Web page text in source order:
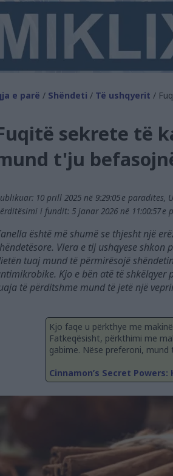
e parë / Shëndeti / Të ushqyerit /
sekrete të
t'ju
10 prill 2025 në 9:29:05 e paradites,
i fundit: 5 janar 2026 në 11:00:57 e
është më shumë se thjesht një
Vlera e tij ushqyese
tuaj mund të përmirësojë
Kjo e bën atë të shkëlqyer
të përditshme mund të jetë një
Kjo faqe u përkthye me
Fatkeqësisht, përkthimi me
gabime. Nëse preferoni,
Cinnamon’s Secret